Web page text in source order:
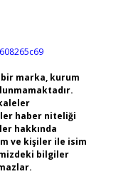
marka, kurum
haber niteliği
hakkında
ve kişiler ile isim
bilgiler